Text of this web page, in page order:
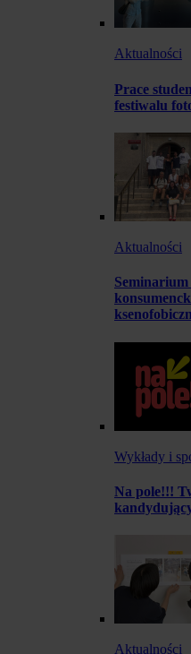
Aktualności
Prace
festiwalu
Aktualności
Wykłady i
Na pole!!!
Aktualności